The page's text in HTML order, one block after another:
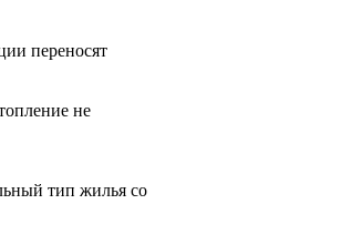
переносят
не
тип жилья со